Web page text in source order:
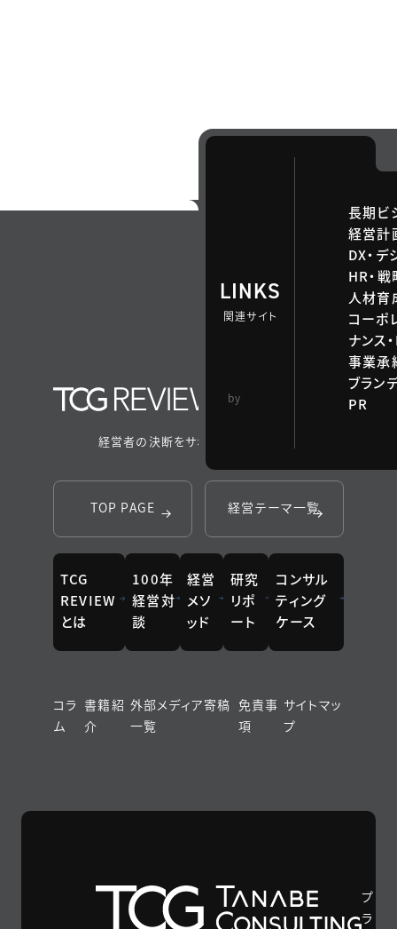
LINKS
関連サイト
長期ビ
経営計
DX・デ
HR・
人材育
コーポ
ナンス
事業承
ブラン
PR
by
経営者の決断をサポートするメディア
TOP PAGE 経営テーマ一覧
TCG
REVIEW
とは
100年
経営対
談
経営
メソ
ッド
研究
リポ
ート
コンサル
ティング
ケース
コラ
ム
書籍紹
介
外部メディア寄稿
一覧
免責事
項
サイトマッ
プ
プ
ラ